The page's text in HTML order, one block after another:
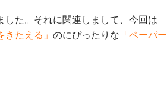
た。それに関連しまして、今回は
たえる」 のにぴったりな 「ペーパー